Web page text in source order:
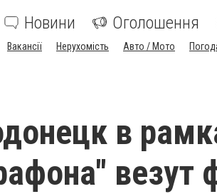
Новини Оголошення
Вакансії Нерухомість Авто / Мото
в
везут